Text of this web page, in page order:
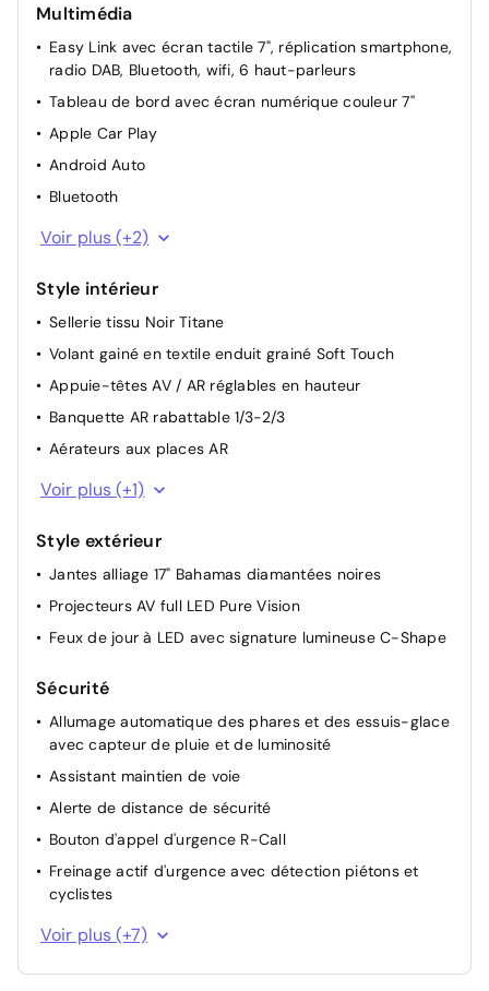
Rétroviseurs extérieurs dégivrants, réglables et
rabattables électriquement
Sièges AV réglable en hauteur
Lève-vitres AV / AR électriques avec fonction anti-
pincement
Purificateur d'air
Alerte de survitesse avec reconnaissance des
Frein de parking assisté
Multimédia
Easy Link avec écran tactile 7", réplication smartphone,
radio DAB, Bluetooth, wifi, 6 haut-parleurs
Tableau de bord avec écran numérique couleur 7''
Apple Car Play
Android Auto
Bluetooth
Port USB
Voir plus (+2)
Style intérieur
Sellerie tissu Noir Titane
Volant gainé en textile enduit grainé Soft Touch
Appuie-têtes AV / AR réglables en hauteur
Banquette AR rabattable 1/3-2/3
Aérateurs aux places AR
Harmonie intérieure foncée
Voir plus (+1)
Style extérieur
Jantes alliage 17" Bahamas diamantées noires
Projecteurs AV full LED Pure Vision
Feux de jour à LED avec signature lumineuse C-Shape
Sécurité
Allumage automatique des phares et des essuis-glace
avec capteur de pluie et de luminosité
Assistant maintien de voie
Alerte de distance de sécurité
Bouton d'appel d'urgence R-Call
Freinage actif d'urgence avec détection piétons et
cyclistes
Système ISOFIX (i-Size) aux places AR (latérales)
Voir plus (+7)